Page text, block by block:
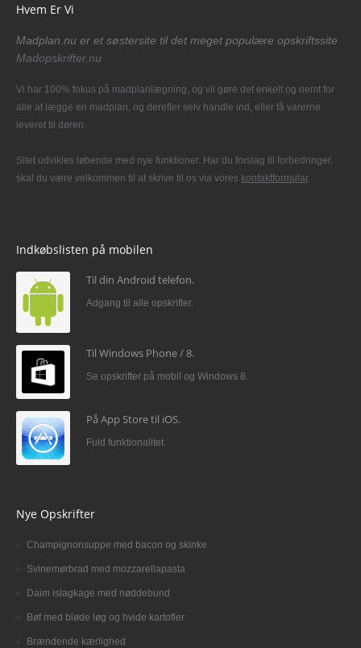
Hvem Er Vi
Madplan.nu er et søstersite til det meget populære opskriftssite
Madopskrifter.nu
Vi har 100% fokus på madplanlægning, og vil gøre det enkelt og nemt for
alle at lægge en madplan, og derefter selv handle ind, eller få varerne
leveret til døren.
Sitet udvikles løbende med nye funktioner. Har du forslag til forbedringer,
skal du være velkommen til at skrive til os via vores kontaktformular.
Indkøbslisten på mobilen
Til din Android telefon.
Adgang til alle opskrifter.
Til Windows Phone / 8.
Se opskrifter på mobil og Windows 8.
På App Store til iOS.
Fuld funktionalitet.
Nye Opskrifter
Champignonsuppe med bacon og skinke
Svinemørbrad med mozzarellapasta
Daim islagkage med nøddebund
Bøf med bløde løg og hvide kartofler
Brændende kærlighed